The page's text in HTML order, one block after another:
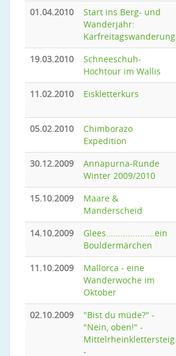
01.04.2010
Start ins Berg- und
Wanderjahr:
Karfreitagswanderung
19.03.2010
Schneeschuh-
Hochtour im Wallis
11.02.2010 Eiskletterkurs
05.02.2010
Chimborazo
Expedition
30.12.2009
Annapurna-Runde
Winter 2009/2010
15.10.2009
Maare &
Manderscheid
14.10.2009
Glees....................ein
Bouldermärchen
11.10.2009
Mallorca - eine
Wanderwoche im
Oktober
02.10.2009
"Bist du müde?" -
"Nein, oben!" -
Mittelrheinklettersteig
-